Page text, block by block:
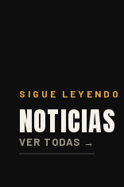
SIGUE LEYENDO
NOTICIAS
VER TODAS →